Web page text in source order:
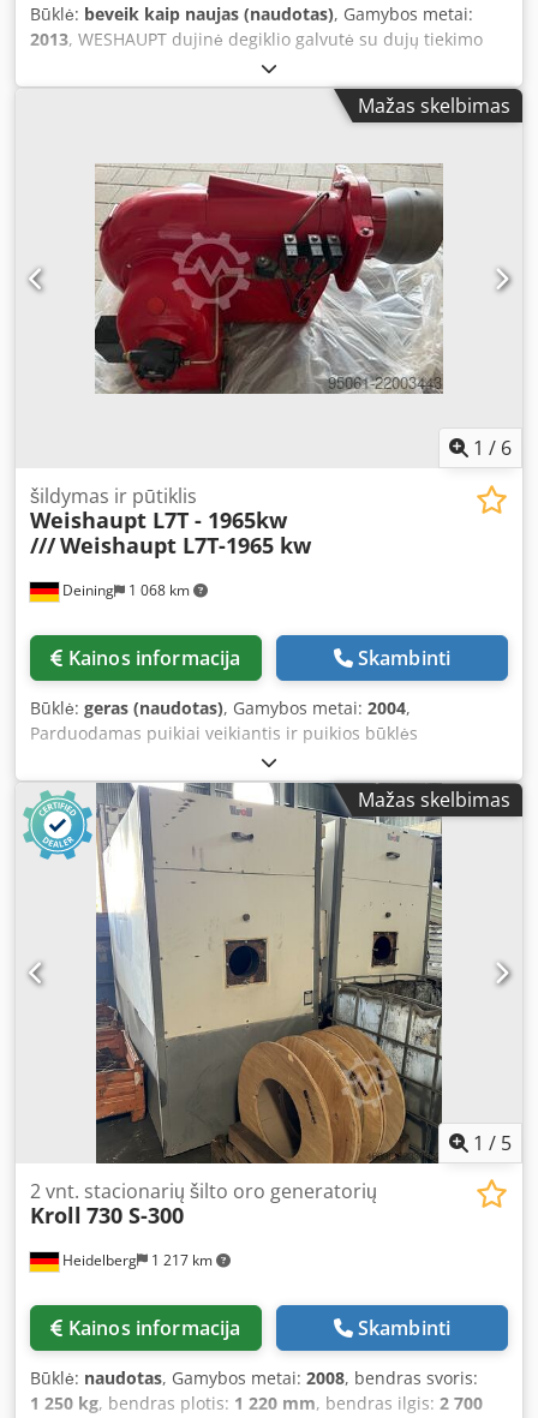
Būklė: beveik kaip naujas (naudotas), Gamybos metai:
2013, WESHAUPT dujinė degiklio galvutė su dujų tiekimo
vamzdynu DUNGS DN65. Cjdpjzbz Idsfx Af Hjrf Tipas: WM -
G20/3-A Pagaminimo metai: 2013 Galia: 350–2600 kW.
Mažas skelbimas
1 / 6
Deining 1 068 km
šildymas ir pūtiklis
Weishaupt L7T - 1965kw
///Weishaupt L7T-1965 kw
Kainos informacija Skambinti
Būklė: geras (naudotas), Gamybos metai: 2004,
Parduodamas puikiai veikiantis ir puikios būklės
„Weishaupt L7T-1965kw“ prekės ženklo alyvos degiklis. 1.
Degiklio tipas: L7T Galia: 320–1965 kW Kuro sąnaudos: 27–
165 kg/val. Modelis: D Pagaminimo metai: 2004 Crsdpsy Ut
Dxsfx Af Hsf
Mažas skelbimas
1 / 5
Heidelberg 1 217 km
2 vnt. stacionarių šilto oro generatorių
Kroll 730 S-300
Kainos informacija Skambinti
Būklė: naudotas, Gamybos metai: 2008, bendras svoris:
1 250 kg, bendras plotis: 1 220 mm, bendras ilgis: 2 700